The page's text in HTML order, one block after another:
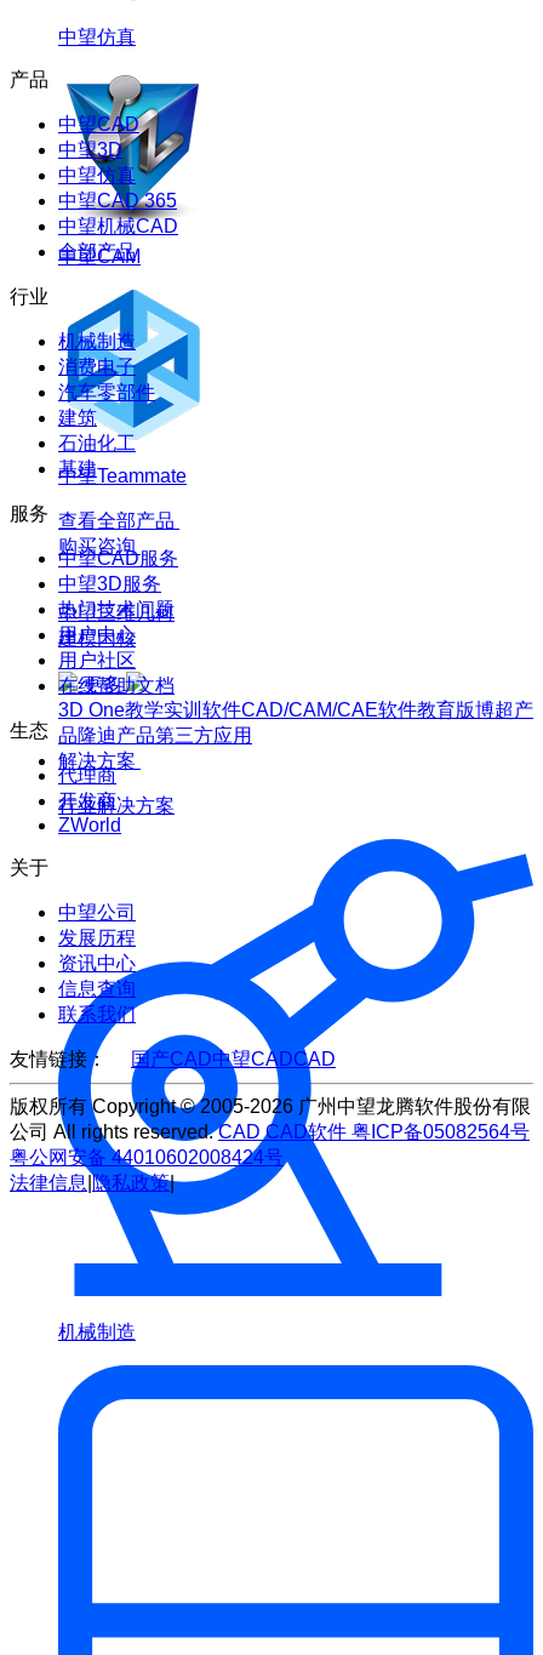
中望仿真
中望CAM
中望Teammate
查看全部产品
购买咨询
中望三维几何
建模内核
更多
3D One教学实训软件CAD/CAM/CAE软件教育版博超产
品隆迪产品第三方应用
解决方案
行业解决方案
机械制造
产品
中望CAD
中望3D
中望仿真
中望CAD 365
中望机械CAD
全部产品
行业
机械制造
消费电子
汽车零部件
建筑
石油化工
基建
服务
中望CAD服务
中望3D服务
热门技术问题
用户中心
用户社区
在线帮助文档
生态
代理商
开发商
ZWorld
关于
中望公司
发展历程
资讯中心
信息查询
联系我们
友情链接： 国产CAD中望CADCAD
版权所有 Copyright © 2005-2026 广州中望龙腾软件股份有限
公司 All rights reserved. CADCAD软件 粤ICP备05082564号
粤公网安备 44010602008424号
法律信息 隐私政策|